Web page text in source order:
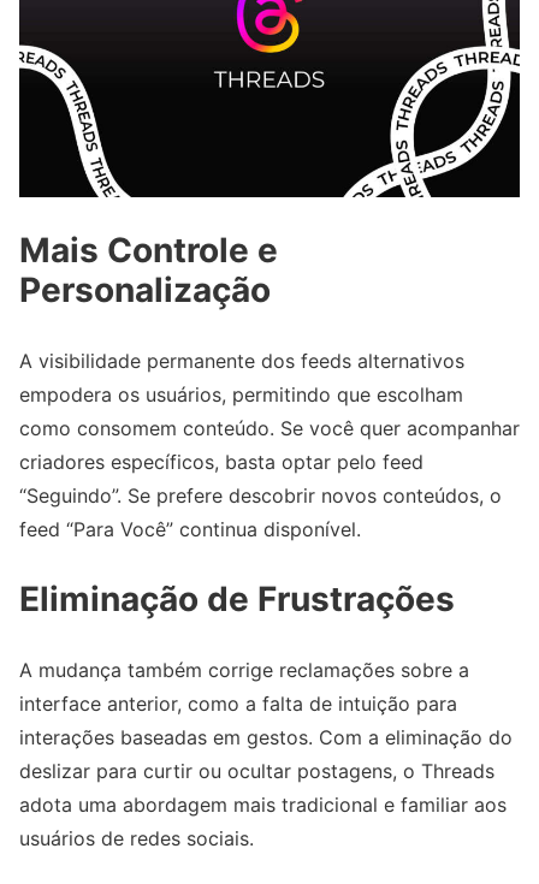
Mais Controle e
Personalização
A visibilidade permanente dos feeds alternativos
empodera os usuários, permitindo que escolham
como consomem conteúdo. Se você quer acompanhar
criadores específicos, basta optar pelo feed
“Seguindo”. Se prefere descobrir novos conteúdos, o
feed “Para Você” continua disponível.
Eliminação de Frustrações
A mudança também corrige reclamações sobre a
interface anterior, como a falta de intuição para
interações baseadas em gestos. Com a eliminação do
deslizar para curtir ou ocultar postagens, o Threads
adota uma abordagem mais tradicional e familiar aos
usuários de redes sociais.